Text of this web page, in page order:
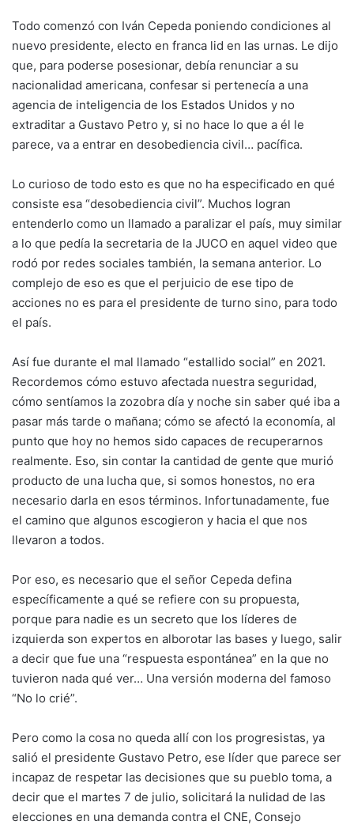
Todo comenzó con Iván Cepeda poniendo condiciones al
nuevo presidente, electo en franca lid en las urnas. Le dijo
que, para poderse posesionar, debía renunciar a su
nacionalidad americana, confesar si pertenecía a una
agencia de inteligencia de los Estados Unidos y no
extraditar a Gustavo Petro y, si no hace lo que a él le
parece, va a entrar en desobediencia civil… pacífica.
Lo curioso de todo esto es que no ha especificado en qué
consiste esa “desobediencia civil”. Muchos logran
entenderlo como un llamado a paralizar el país, muy similar
a lo que pedía la secretaria de la JUCO en aquel video que
rodó por redes sociales también, la semana anterior. Lo
complejo de eso es que el perjuicio de ese tipo de
acciones no es para el presidente de turno sino, para todo
el país.
Así fue durante el mal llamado “estallido social” en 2021.
Recordemos cómo estuvo afectada nuestra seguridad,
cómo sentíamos la zozobra día y noche sin saber qué iba a
pasar más tarde o mañana; cómo se afectó la economía, al
punto que hoy no hemos sido capaces de recuperarnos
realmente. Eso, sin contar la cantidad de gente que murió
producto de una lucha que, si somos honestos, no era
necesario darla en esos términos. Infortunadamente, fue
el camino que algunos escogieron y hacia el que nos
llevaron a todos.
Por eso, es necesario que el señor Cepeda defina
específicamente a qué se refiere con su propuesta,
porque para nadie es un secreto que los líderes de
izquierda son expertos en alborotar las bases y luego, salir
a decir que fue una “respuesta espontánea” en la que no
tuvieron nada qué ver… Una versión moderna del famoso
“No lo crié”.
Pero como la cosa no queda allí con los progresistas, ya
salió el presidente Gustavo Petro, ese líder que parece ser
incapaz de respetar las decisiones que su pueblo toma, a
decir que el martes 7 de julio, solicitará la nulidad de las
elecciones en una demanda contra el CNE, Consejo